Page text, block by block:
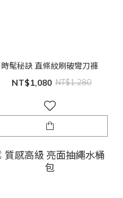
時髦秘訣 直條紋刷破彎刀褲
NT$1,080 NT$1,280